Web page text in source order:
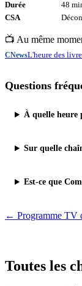
Durée
48
CSA
📺 Au même
CNewsL'heure des
Questions
À quelle heure
Sur quelle
Est-ce que
← Programme TV
Toutes les